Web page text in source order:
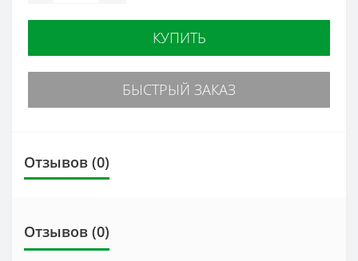
КУПИТЬ
БЫСТРЫЙ ЗАКАЗ
Отзывов (0)
Отзывов (0)